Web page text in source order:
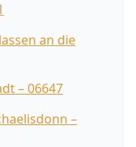
an die
– 06647
–